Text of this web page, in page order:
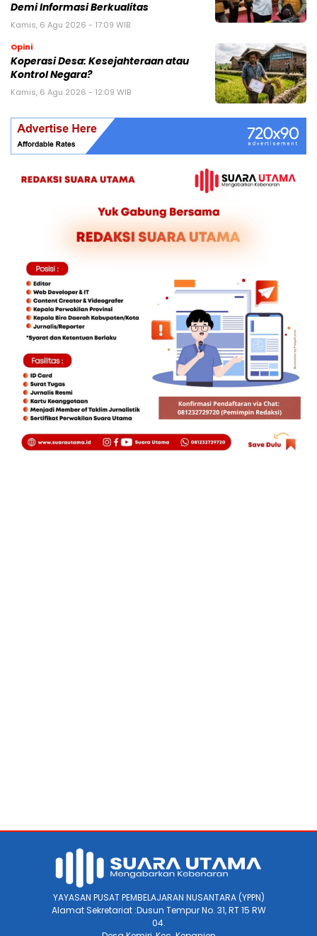
Demi Informasi Berkualitas
Kamis, 6 Agu 2026 - 17:09 WIB
Opini
Koperasi Desa: Kesejahteraan atau
Kontrol Negara?
Kamis, 6 Agu 2026 - 12:09 WIB
YAYASAN PUSAT PEMBELAJARAN NUSANTARA (YPPN)
Alamat Sekretariat :Dusun Tempur No. 31, RT 15 RW
04.